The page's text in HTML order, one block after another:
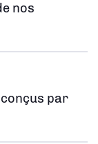
nos
par